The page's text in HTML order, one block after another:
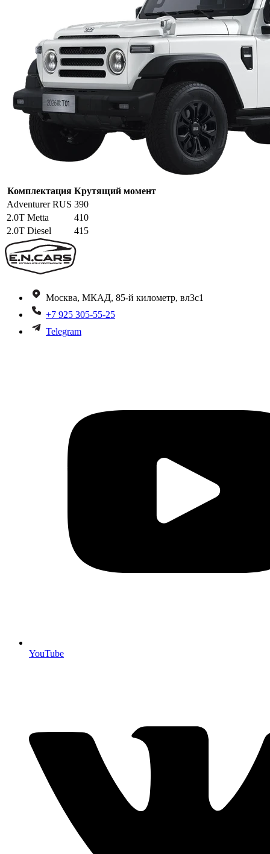
Комплектация Крутящий момент
Adventurer RUS 390
2.0T Metta
410
2.0T Diesel
415
Москва, МКАД, 85-й километр, вл3с1
+7 925 305-55-25
Telegram
YouTube